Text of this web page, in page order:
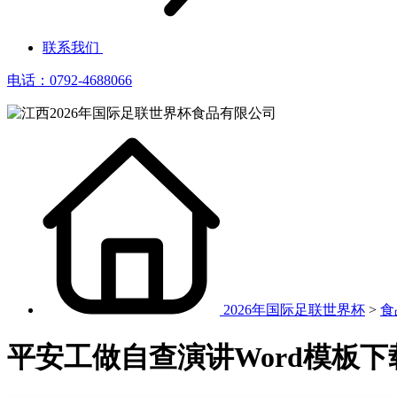
联系我们
电话：0792-4688066
2026年国际足联世界杯 > 食
平安工做自查演讲Word模板下